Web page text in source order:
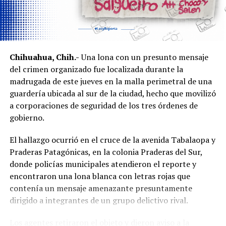
Chihuahua, Chih.-Una lona con un presunto mensaje
del crimen organizado fue localizada durante la
madrugada de este jueves en la malla perimetral de una
guardería ubicada al sur de la ciudad, hecho que movilizó
a corporaciones de seguridad de los tres órdenes de
gobierno.
El hallazgo ocurrió en el cruce de la avenida Tabalaopa y
Praderas Patagónicas, en la colonia Praderas del Sur,
donde policías municipales atendieron el reporte y
encontraron una lona blanca con letras rojas que
contenía un mensaje amenazante presuntamente
dirigido a integrantes de un grupo delictivo rival.